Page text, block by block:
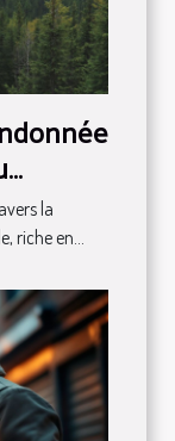
la
en...